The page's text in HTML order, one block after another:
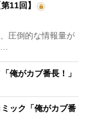
11回】
圧倒的な情報量が
…
俺がカブ番長！」
ック「俺がカブ番